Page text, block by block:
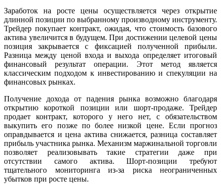
Заработок на росте цены осуществляется через открытие
длинной позиции по выбранному производному инструменту.
Трейдер покупает контракт, ожидая, что стоимость базового
актива увеличится в будущем. При достижении целевой цены
позиция закрывается с фиксацией полученной прибыли.
Разница между ценой входа и выхода определяет итоговый
финансовый результат операции. Этот метод является
классическим подходом к инвестированию и спекуляции на
финансовых рынках.
Получение дохода от падения рынка возможно благодаря
открытию короткой позиции или шорт-продаже. Трейдер
продает контракт, которого у него нет, с обязательством
выкупить его позже по более низкой цене. Если прогноз
оправдывается и цена актива снижается, разница составляет
прибыль участника рынка. Механизм маржинальной торговли
позволяет реализовывать такие стратегии даже при
отсутствии самого актива. Шорт-позиции требуют
тщательного мониторинга из-за риска неограниченных
убытков при росте цены.